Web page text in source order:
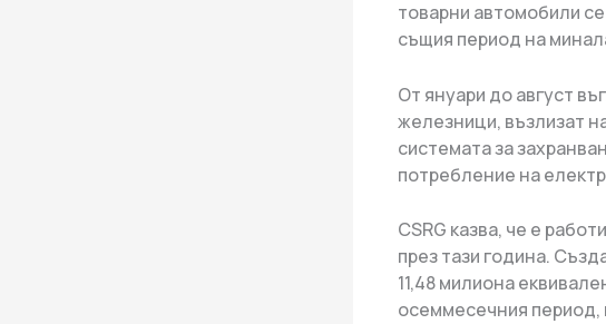
товарни автомобили
същия период на
От януари до август
железници, възлизат
системата за
потребление на
CSRG казва, че е
през тази година.
11,48 милиона
осеммесечния период,